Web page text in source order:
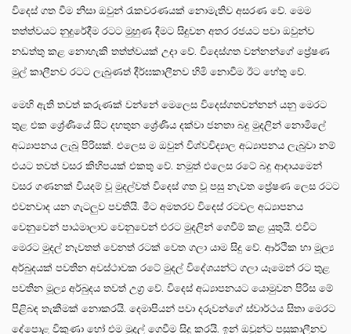
විදෙස් ගත වීම නිසා ඔවුන් රැකවරණයක් නොමැතිව අසරණ වේ. මෙම
තත්ත්වයට නුදුරේදීම රටට මුහුණ දීමට සිදුවන අතර රජයට පවා ඔවුන්ව
නඩත්තු කළ නොහැකි තත්ත්වයක් උදා වේ. විදෙස්ගත වන්නන්ගේ ප්‍රේෂණ
මුල් කාලීනව රටට ලැබුණත් දීර්ඝකාලීනව හිමි නොවීම ඊට හේතු වේ.
මෙහි ඇති තවත් කරුණක් වන්නේ මෙලෙස විදෙස්ගතවන්නන් යනු මෙරට
තුළ එක ශ්‍රේණියේ සිට දහතුන ශ්‍රේණිය දක්වා ජනතා බදු මුදලින් නොමිලේ
අධ්‍යාපනය ලැබූ පිරිසක්. එලෙස ම ඔවුන් විශ්වවිද්‍යාල අධ්‍යාපනය ලැබුවා නම්
එයට තවත් වසර කිහිපයක් එකතු වේ. නමුත් එලෙස රටේ බදු ආදායමෙන්
වසර ගණනක් වියදම් වූ මුදල්වත් විදෙස් ගත වූ පසු නැවත ප්‍රේෂණ ලෙස රටට
එවනවාද යන ගැටලුව පවතියි. මීට අමතරව විදෙස් රටවල අධ්‍යාපනය
වෙනුවෙන් පාඨමාලාව වෙනුවෙන් එරට මුදලින් ගෙවීම් කළ යුතුයි. එවිට
මෙරට මුදල් නැවතත් වෙනත් රටක් වෙත ගලා යාම සිදු වේ. ආර්ථික හා මූල්‍ය
අර්බුදයක් පවතින අවස්ථාවක රටේ මුදල් විදේශයන්ට ගලා යෑමෙන් රට තුළ
පවතින මූල්‍ය අර්බුදය තවත් උග්‍ර වේ. විදෙස් අධ්‍යාපනයට යොමුවන පිරිස මේ
පිළිබඳ තැකීමක් නොකරයි. දෙමාපියන් පවා දරුවන්ගේ ස්වාර්ථය සිතා මෙරට
දේපොළ විකුණා හෝ එම මුදල් ගෙවීම සිදු කරයි. ඉන් ඔවුන්ට පසුකාලීනව